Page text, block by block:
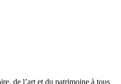
de l’art et du patrimoine à tous